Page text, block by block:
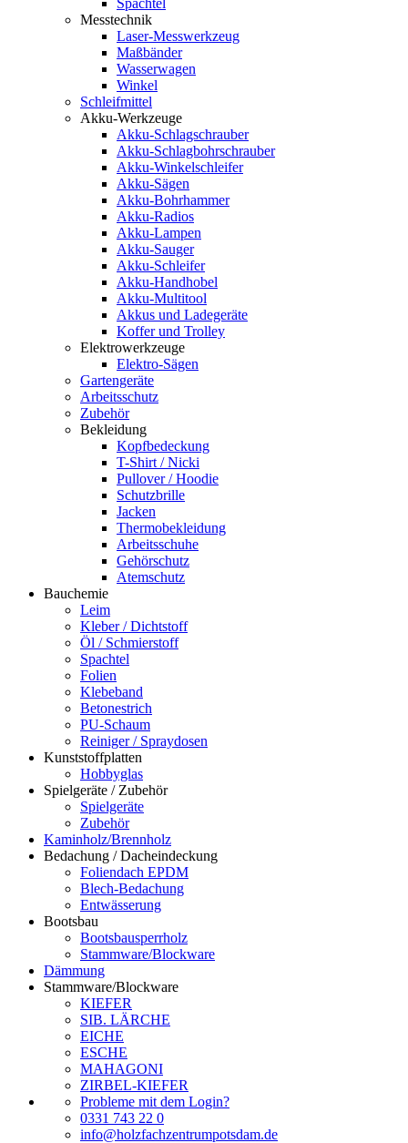
Spachtel
Messtechnik
Laser-Messwerkzeug
Maßbänder
Wasserwagen
Winkel
Schleifmittel
Akku-Werkzeuge
Akku-Schlagschrauber
Akku-Schlagbohrschrauber
Akku-Winkelschleifer
Akku-Sägen
Akku-Bohrhammer
Akku-Radios
Akku-Lampen
Akku-Sauger
Akku-Schleifer
Akku-Handhobel
Akku-Multitool
Akkus und Ladegeräte
Koffer und Trolley
Elektrowerkzeuge
Elektro-Sägen
Gartengeräte
Arbeitsschutz
Zubehör
Bekleidung
Kopfbedeckung
T-Shirt / Nicki
Pullover / Hoodie
Schutzbrille
Jacken
Thermobekleidung
Arbeitsschuhe
Gehörschutz
Atemschutz
Bauchemie
Leim
Kleber / Dichtstoff
Öl / Schmierstoff
Spachtel
Folien
Klebeband
Betonestrich
PU-Schaum
Reiniger / Spraydosen
Kunststoffplatten
Hobbyglas
Spielgeräte / Zubehör
Spielgeräte
Zubehör
Kaminholz/Brennholz
Bedachung / Dacheindeckung
Foliendach EPDM
Blech-Bedachung
Entwässerung
Bootsbau
Bootsbausperrholz
Stammware/Blockware
Dämmung
Stammware/Blockware
KIEFER
SIB. LÄRCHE
EICHE
ESCHE
MAHAGONI
ZIRBEL-KIEFER
Probleme mit dem Login?
0331 743 22 0
info@holzfachzentrumpotsdam.de